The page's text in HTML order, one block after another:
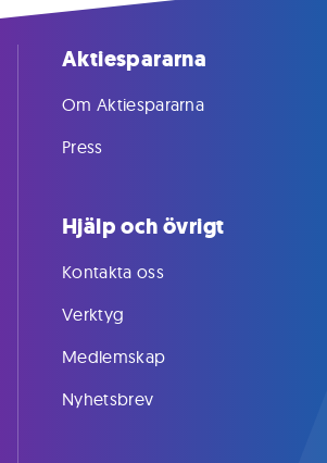
Aktiespararna
Om Aktiespararna
Press
Hjälp och övrigt
Kontakta oss
Verktyg
Medlemskap
Nyhetsbrev